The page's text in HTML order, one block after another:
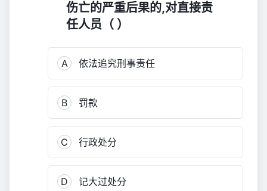
伤亡的严重后果的,对直接责
任人员（ ）
A 依法追究刑事责任
B 罚款
C 行政处分
D 记大过处分